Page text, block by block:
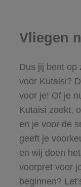
Vliegen
Dus jij bent op
voor Kutaisi?
voor je! Of je
Kutaisi zoekt,
en je voor de
geeft je
en wij doen
voorpret voor
beginnen?